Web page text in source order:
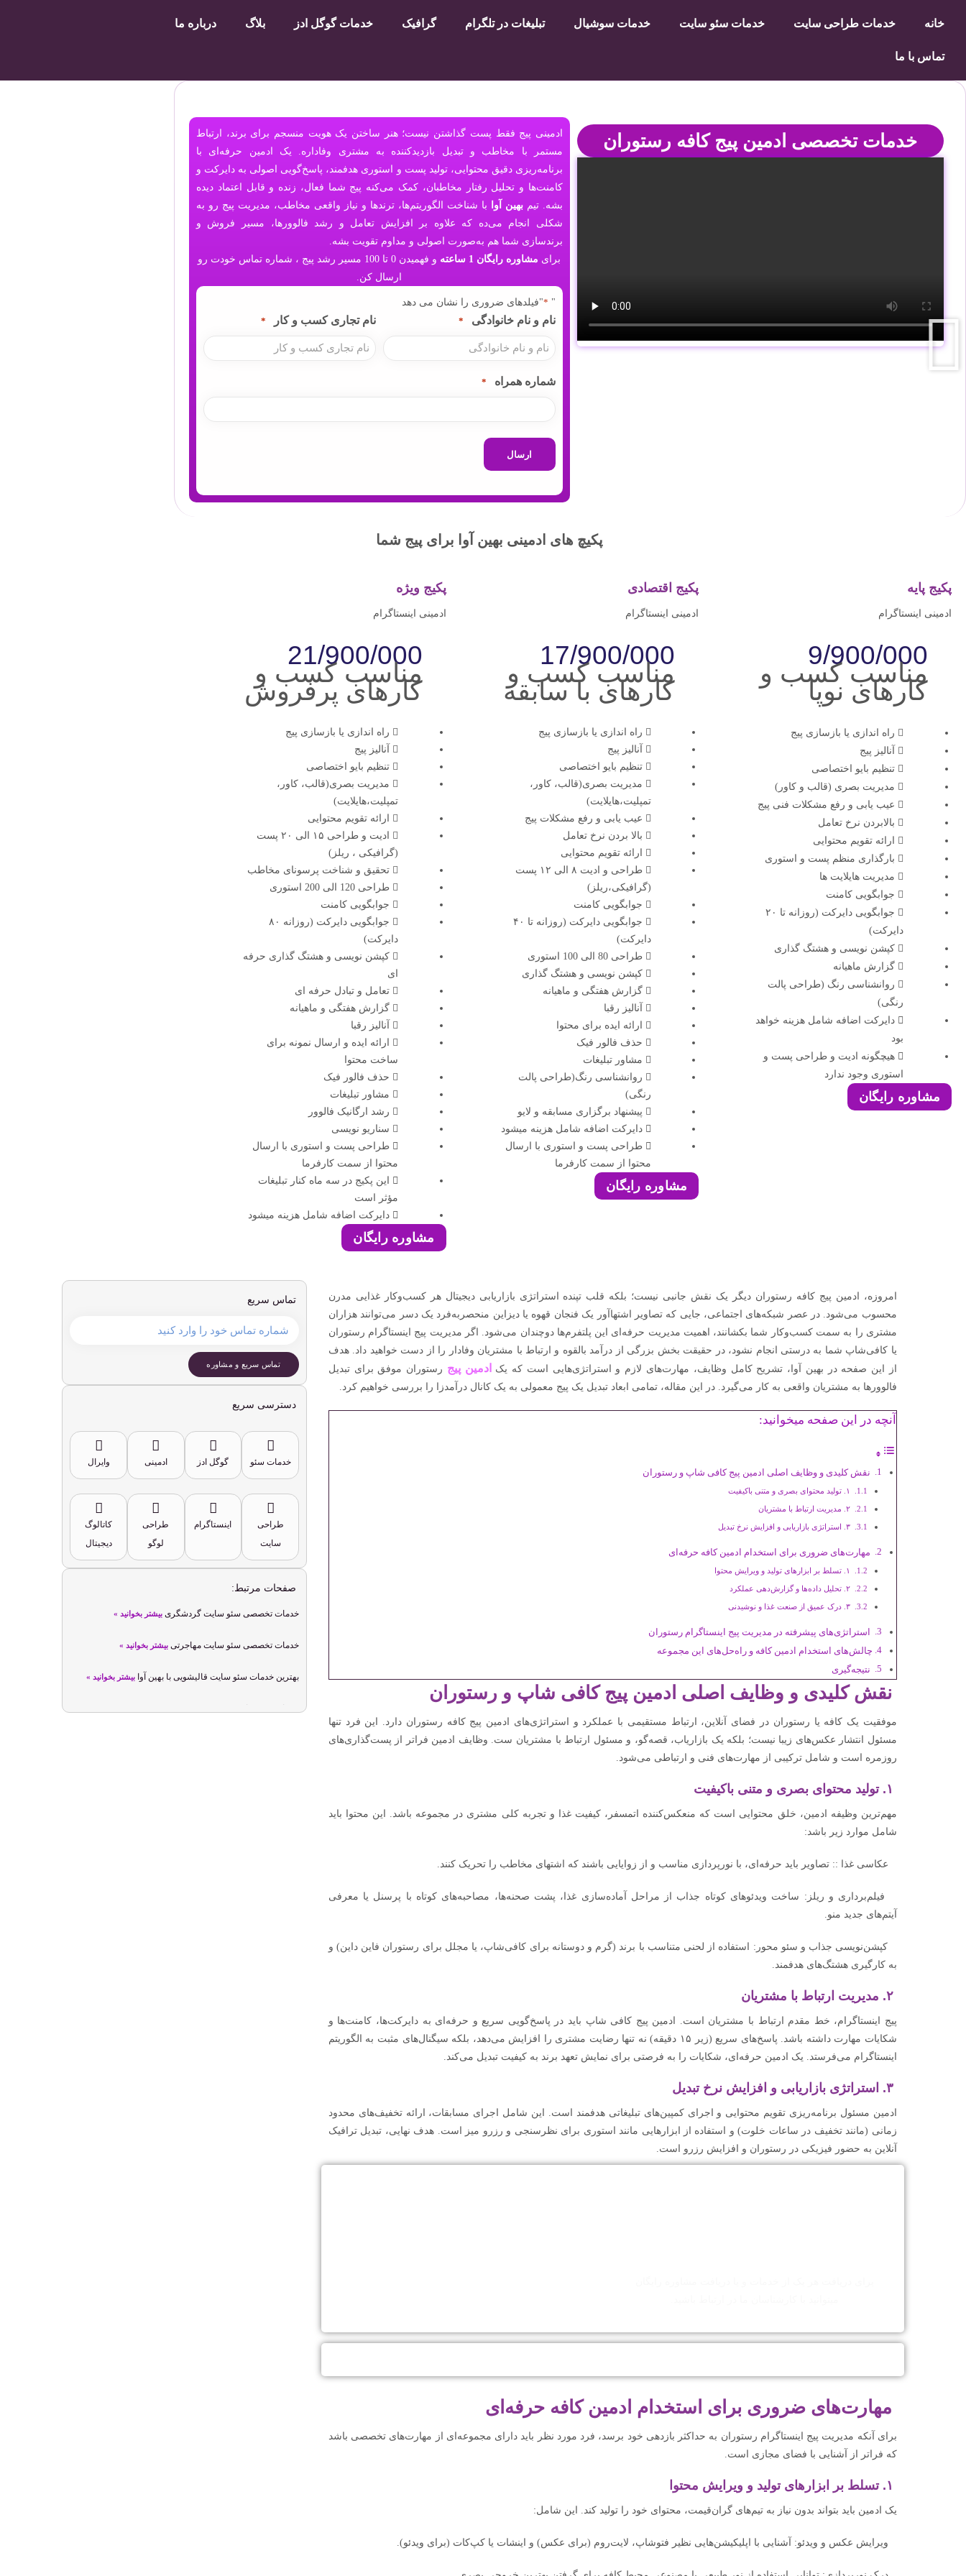
خانه خدمات طراحی سایت خدمات سئو سایت خدمات سوشیال تبلیغات در تلگرام گرافیک خدمات گوگل ادز بلاگ درباره ما
تماس با ما
خدمات تخصصی ادمین پیج کافه رستوران
ادمینی پیج فقط پست گذاشتن نیست؛ هنر ساختن یک هویت منسجم برای برند، ارتباط
مستمر با مخاطب و تبدیل بازدیدکننده به مشتری وفاداره. یک ادمین حرفه‌ای با
برنامه‌ریزی دقیق محتوایی، تولید پست و استوری هدفمند، پاسخ‌گویی اصولی به دایرکت و
کامنت‌ها و تحلیل رفتار مخاطبان، کمک می‌کنه پیج شما فعال، زنده و قابل اعتماد دیده
بشه. تیمبهین آوا
با شناخت الگوریتم‌ها، ترندها و نیاز واقعی مخاطب، مدیریت پیج رو به
شکلی انجام می‌ده که علاوه بر افزایش تعامل و رشد فالوورها، مسیر فروش و
برندسازی شما هم به‌صورت اصولی و مداوم تقویت بشه.
برای مشاوره رایگان 1 ساعته
و فهمیدن 0 تا 100 مسیر رشد پیج ، شماره تماس خودت رو
ارسال کن.
"
*"فیلدهای ضروری را نشان می دهد
نام و نام خانوادگی * نام تجاری کسب و کار *
شماره همراه *
پکیچ های ادمینی بهین آوا برای پیج شما
پکیج پایه
ادمینی اینستاگرام
9/900/000
مناسب کسب و
کارهای نوپا
راه اندازی یا بازسازی پیج
آنالیز پیج
تنظیم بایو اختصاصی
مدیریت بصری (قالب و کاور)
عیب یابی و رفع مشکلات فنی پیج
بالابردن نرخ تعامل
ارائه تقویم محتوایی
بارگذاری منظم پست و استوری
مدیریت هایلایت ها
جوابگویی کامنت
جوابگویی دایرکت (روزانه تا ۲۰
دایرکت)
کپشن نویسی و هشتگ گذاری
گزارش ماهیانه
روانشناسی رنگ (طراحی پالت
رنگی)
دایرکت اضافه شامل هزینه خواهد
بود
هیچگونه ادیت و طراحی پست و
استوری وجود ندارد
مشاوره رایگان
پکیج اقتصادی
ادمینی اینستاگرام
17/900/000
مناسب کسب و
کارهای با سابقه
راه اندازی یا بازسازی پیج
آنالیز پیج
تنظیم بایو اختصاصی
مدیریت بصری(قالب، کاور،
تمپلیت،هایلایت)
عیب یابی و رفع مشکلات پیج
بالا بردن نرخ تعامل
ارائه تقویم محتوایی
طراحی و ادیت ۸ الی ۱۲ پست
(گرافیکی،ریلز)
جوابگویی کامنت
جوابگویی دایرکت (روزانه تا ۴۰
دایرکت)
طراحی 80 الی 100 استوری
کپشن نویسی و هشتگ گذاری
گزارش هفتگی و ماهیانه
آنالیز رقبا
ارائه ایده برای محتوا
حذف فالور فیک
مشاور تبلیغات
روانشناسی رنگ(طراحی پالت
رنگی)
پیشنهاد برگزاری مسابقه و لایو
دایرکت اضافه شامل هزینه میشود
طراحی پست و استوری با ارسال
محتوا از سمت کارفرما
مشاوره رایگان
پکیج ویژه
ادمینی اینستاگرام
21/900/000
مناسب کسب و
کارهای پرفروش
راه اندازی یا بازسازی پیج
آنالیز پیج
تنظیم بایو اختصاصی
مدیریت بصری(قالب، کاور،
تمپلیت،هایلایت)
ارائه تقویم محتوایی
ادیت و طراحی ۱۵ الی ۲۰ پست
(گرافیکی ، ریلز)
تحقیق و شناخت پرسونای مخاطب
طراحی 120 الی 200 استوری
جوابگویی کامنت
جوابگویی دایرکت (روزانه ۸۰
دایرکت)
کپشن نویسی و هشتگ گذاری حرفه
ای
تعامل و تبادل حرفه ای
گزارش هفتگی و ماهیانه
آنالیز رقبا
ارائه ایده و ارسال نمونه برای
ساخت محتوا
حذف فالور فیک
مشاور تبلیغات
رشد ارگانیک فالوور
سناریو نویسی
طراحی پست و استوری با ارسال
محتوا از سمت کارفرما
این پکیج در سه ماه کنار تبلیغات
مؤثر است
دایرکت اضافه شامل هزینه میشود
مشاوره رایگان
امروزه، ادمین پیج کافه رستوران دیگر یک نقش جانبی نیست؛ بلکه قلب تپنده استراتژی بازاریابی دیجیتال هر کسب‌وکار غذایی مدرن
محسوب می‌شود. در عصر شبکه‌های اجتماعی، جایی که تصاویر اشتهاآور یک فنجان قهوه یا دیزاین منحصربه‌فرد یک دسر می‌توانند هزاران
مشتری را به سمت کسب‌وکار شما بکشانند، اهمیت مدیریت حرفه‌ای این پلتفرم‌ها دوچندان می‌شود. اگر مدیریت پیج اینستاگرام رستوران
یا کافی‌شاپ شما به درستی انجام نشود، در حقیقت بخش بزرگی از درآمد بالقوه و ارتباط با مشتریان وفادار را از دست خواهید داد. هدف
از این صفحه در بهین آوا، تشریح کامل وظایف، مهارت‌های لازم و استراتژی‌هایی است که یک
ادمین پیج رستوران موفق برای تبدیل
فالوورها به مشتریان واقعی به کار می‌گیرد. در این مقاله، تمامی ابعاد تبدیل یک پیج معمولی به یک کانال درآمدزا را بررسی خواهیم کرد.
آنچه در این صفحه میخوانید:
نقش کلیدی و وظایف اصلی ادمین پیج کافی شاپ و رستوران
۲. مدیریت ارتباط با مشتریان
۳. استراتژی بازاریابی و افزایش نرخ تبدیل
مهارت‌های ضروری برای استخدام ادمین کافه حرفه‌ای
۲. تحلیل داده‌ها و گزارش‌دهی عملکرد
۳. درک عمیق از صنعت غذا و نوشیدنی
استراتژی‌های پیشرفته در مدیریت پیج اینستاگرام رستوران
چالش‌های استخدام ادمین کافه و راه‌حل‌های این مجموعه
نتیجه‌گیری
نقش کلیدی و وظایف اصلی ادمین پیج کافی شاپ و رستوران
موفقیت یک کافه یا رستوران در فضای آنلاین، ارتباط مستقیمی با عملکرد و استراتژی‌های ادمین پیج کافه رستوران دارد. این فرد تنها
مسئول انتشار عکس‌های زیبا نیست؛ بلکه یک بازاریاب، قصه‌گو، و مسئول ارتباط با مشتریان ست. وظایف ادمین فراتر از پست‌گذاری‌های
روزمره است و شامل ترکیبی از مهارت‌های فنی و ارتباطی می‌شود.
مهم‌ترین وظیفه ادمین، خلق محتوایی است که منعکس‌کننده اتمسفر، کیفیت غذا و تجربه کلی مشتری در مجموعه باشد. این محتوا باید
شامل موارد زیر باشد:
عکاسی غذا :: تصاویر باید حرفه‌ای، با نورپردازی مناسب و از زوایایی باشند که اشتهای مخاطب را تحریک کنند.
فیلم‌برداری و ریلز: ساخت ویدئوهای کوتاه جذاب از مراحل آماده‌سازی غذا، پشت صحنه‌ها، مصاحبه‌های کوتاه با پرسنل یا معرفی
آیتم‌های جدید منو.
کپشن‌نویسی جذاب و سئو محور: استفاده از لحنی متناسب با برند (گرم و دوستانه برای کافی‌شاپ، یا مجلل برای رستوران فاین داین) و
به کارگیری هشتگ‌های هدفمند.
۲. مدیریت ارتباط با مشتریان
پیج اینستاگرام، خط مقدم ارتباط با مشتریان است. ادمین پیج کافی شاپ باید در پاسخ‌گویی سریع و حرفه‌ای به دایرکت‌ها، کامنت‌ها و
شکایات مهارت داشته باشد. پاسخ‌های سریع (زیر ۱۵ دقیقه) نه تنها رضایت مشتری را افزایش می‌دهد، بلکه سیگنال‌های مثبت به الگوریتم
اینستاگرام می‌فرستد. یک ادمین حرفه‌ای، شکایات را به فرصتی برای نمایش تعهد برند به کیفیت تبدیل می‌کند.
۳. استراتژی بازاریابی و افزایش نرخ تبدیل
ادمین مسئول برنامه‌ریزی تقویم محتوایی و اجرای کمپین‌های تبلیغاتی هدفمند است. این شامل اجرای مسابقات، ارائه تخفیف‌های محدود
زمانی (مانند تخفیف در ساعات خلوت) و استفاده از ابزارهایی مانند استوری برای نظرسنجی و رزرو میز است. هدف نهایی، تبدیل ترافیک
آنلاین به حضور فیزیکی در رستوران و افزایش رزرو است.
مهارت‌های ضروری برای استخدام ادمین کافه حرفه‌ای
برای آنکه مدیریت پیج اینستاگرام رستوران به حداکثر بازدهی خود برسد، فرد مورد نظر باید دارای مجموعه‌ای از مهارت‌های تخصصی باشد
که فراتر از آشنایی با فضای مجازی است.
یک ادمین باید بتواند بدون نیاز به تیم‌های گران‌قیمت، محتوای خود را تولید کند. این شامل:
ویرایش عکس و ویدئو: آشنایی با اپلیکیشن‌هایی نظیر فتوشاپ، لایت‌روم (برای عکس) و اینشات یا کپ‌کات (برای ویدئو).
تماس سریع
تماس سریع و مشاوره
دسترسی سریع
خدمات سئو گوگل ادز ادمینی وایرال
طراحی
سایت
اینستاگرام
طراحی
لوگو
کاتالوگ
دیجیتال
صفحات مرتبط:
خدمات تخصصی سئو سایت گردشگریبیشتر بخوانید »
خدمات تخصصی سئو سایت مهاجرتیبیشتر بخوانید »
بهترین خدمات سئو سایت قالیشویی با بهین آوابیشتر بخوانید »